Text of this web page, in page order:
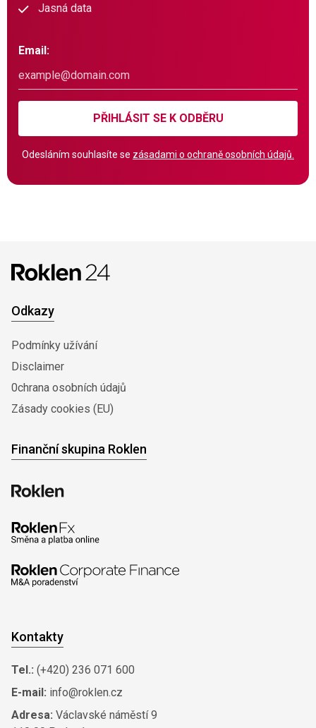
Jasná data
Email:
PŘIHLÁSIT SE K ODBĚRU
Odesláním souhlasíte se zásadami o ochraně osobních údajů.
Odkazy
Podmínky užívání
Disclaimer
0chrana osobních údajů
Zásady cookies (EU)
Finanční skupina Roklen
Kontakty
Tel.: (+420) 236 071 600
E-mail: info@roklen.cz
Adresa: Václavské náměstí 9